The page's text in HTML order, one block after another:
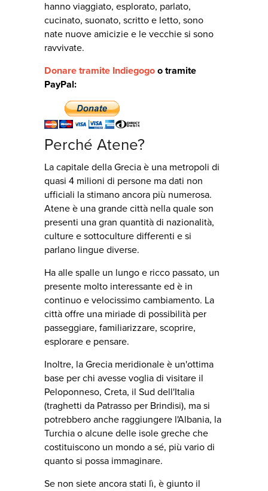
hanno viaggiato, esplorato, parlato,
cucinato, suonato, scritto e letto, sono
nate nuove amicizie e le vecchie si sono
ravvivate.
Donare tramite Indiegogo o tramite
PayPal:
Perché Atene?
La capitale della Grecia è una metropoli di
quasi 4 milioni di persone ma dati non
ufficiali la stimano ancora più numerosa.
Atene è una grande città nella quale son
presenti una gran quantità di nazionalità,
culture e sottoculture differenti e si
parlano lingue diverse.
Ha alle spalle un lungo e ricco passato, un
presente molto interessante ed è in
continuo e velocissimo cambiamento. La
città offre una miriade di possibilità per
passeggiare, familiarizzare, scoprire,
esplorare e pensare.
Inoltre, la Grecia meridionale è un'ottima
base per chi avesse voglia di visitare il
Peloponneso, Creta, il Sud dell'Italia
(traghetti da Patrasso per Brindisi), ma si
potrebbero anche raggiungere l'Albania, la
Turchia o alcune delle isole greche che
costituiscono un mondo a sé, più vario di
quanto si possa immaginare.
Se non siete ancora stati lì, è giunto il